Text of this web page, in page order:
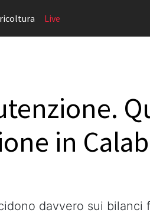
Live
in
davvero sui bilanci